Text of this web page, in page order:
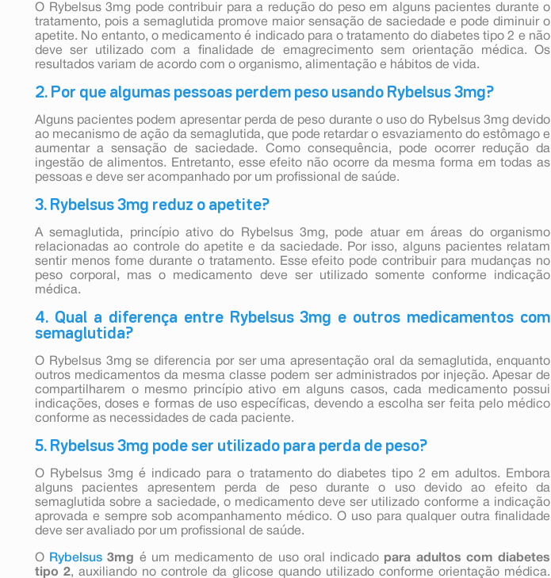
O Rybelsus 3mg pode contribuir para a redução do peso em alguns pacientes durante o
tratamento, pois a semaglutida promove maior sensação de saciedade e pode diminuir o
apetite. No entanto, o medicamento é indicado para o tratamento do diabetes tipo 2 e não
deve ser utilizado com a finalidade de emagrecimento sem orientação médica. Os
resultados variam de acordo com o organismo, alimentação e hábitos de vida.
2. Por que algumas pessoas perdem peso usando Rybelsus 3mg?
Alguns pacientes podem apresentar perda de peso durante o uso do Rybelsus 3mg devido
ao mecanismo de ação da semaglutida, que pode retardar o esvaziamento do estômago e
aumentar a sensação de saciedade. Como consequência, pode ocorrer redução da
ingestão de alimentos. Entretanto, esse efeito não ocorre da mesma forma em todas as
pessoas e deve ser acompanhado por um profissional de saúde.
3. Rybelsus 3mg reduz o apetite?
A semaglutida, princípio ativo do Rybelsus 3mg, pode atuar em áreas do organismo
relacionadas ao controle do apetite e da saciedade. Por isso, alguns pacientes relatam
sentir menos fome durante o tratamento. Esse efeito pode contribuir para mudanças no
peso corporal, mas o medicamento deve ser utilizado somente conforme indicação
médica.
4. Qual a diferença entre Rybelsus 3mg e outros medicamentos com
semaglutida?
O Rybelsus 3mg se diferencia por ser uma apresentação oral da semaglutida, enquanto
outros medicamentos da mesma classe podem ser administrados por injeção. Apesar de
compartilharem o mesmo princípio ativo em alguns casos, cada medicamento possui
indicações, doses e formas de uso específicas, devendo a escolha ser feita pelo médico
conforme as necessidades de cada paciente.
5. Rybelsus 3mg pode ser utilizado para perda de peso?
O Rybelsus 3mg é indicado para o tratamento do diabetes tipo 2 em adultos. Embora
alguns pacientes apresentem perda de peso durante o uso devido ao efeito da
semaglutida sobre a saciedade, o medicamento deve ser utilizado conforme a indicação
aprovada e sempre sob acompanhamento médico. O uso para qualquer outra finalidade
deve ser avaliado por um profissional de saúde.
O Rybelsus3mg é um medicamento de uso oral indicado para adultos com diabetes
tipo 2, auxiliando no controle da glicose quando utilizado conforme orientação médica.